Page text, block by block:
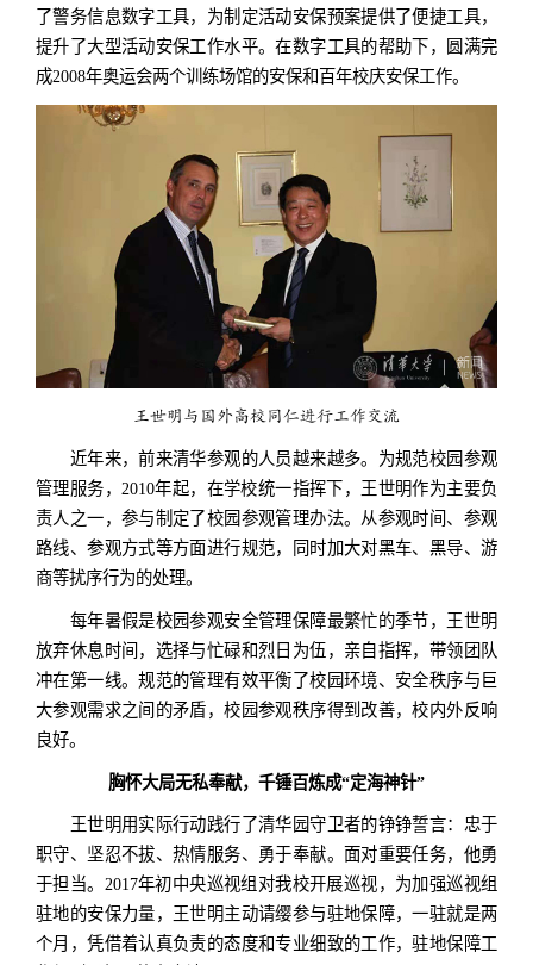
了警务信息数字工具，为制定活动安保预案提供了便捷工具，
提升了大型活动安保工作水平。在数字工具的帮助下，圆满完
成2008年奥运会两个训练场馆的安保和百年校庆安保工作。
王世明与国外高校同仁进行工作交流
近年来，前来清华参观的人员越来越多。为规范校园参观
管理服务，2010年起，在学校统一指挥下，王世明作为主要负
责人之一，参与制定了校园参观管理办法。从参观时间、参观
路线、参观方式等方面进行规范，同时加大对黑车、黑导、游
商等扰序行为的处理。
每年暑假是校园参观安全管理保障最繁忙的季节，王世明
放弃休息时间，选择与忙碌和烈日为伍，亲自指挥，带领团队
冲在第一线。规范的管理有效平衡了校园环境、安全秩序与巨
大参观需求之间的矛盾，校园参观秩序得到改善，校内外反响
良好。
胸怀大局无私奉献，千锤百炼成“定海神针”
王世明用实际行动践行了清华园守卫者的铮铮誓言：忠于
职守、坚忍不拔、热情服务、勇于奉献。面对重要任务，他勇
于担当。2017年初中央巡视组对我校开展巡视，为加强巡视组
驻地的安保力量，王世明主动请缨参与驻地保障，一驻就是两
个月，凭借着认真负责的态度和专业细致的工作，驻地保障工